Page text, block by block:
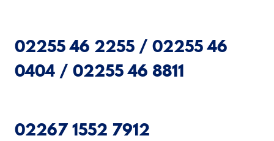
02255 46 2255 / 02255 46
0404 / 02255 46 8811
02267 1552 7912